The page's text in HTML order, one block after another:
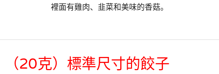
裡面有雞肉、韭菜和美味的香菇。
（20克）標準尺寸的餃子